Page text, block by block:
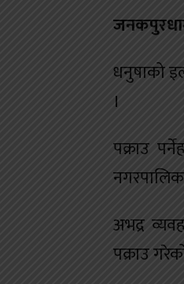
धनुषाको
।
पक्राउ
अभद्र
पक्राउ